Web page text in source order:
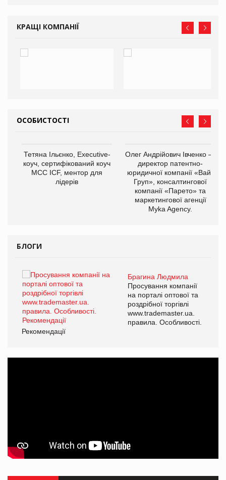
КРАЩІ КОМПАНІЇ
ОСОБИСТОСТІ
Тетяна Ільєнко, Executive-
коуч, сертифікований коуч
МСС ICF, ментор для
лідерів
Олег Андрійович Івченко —
директор патентно-
юридичної компанії «Вайз
Груп», консалтингової
компанії «Парето» та
маркетингової агенції
Myka Agency.
БЛОГИ
Брагина Людмила
Просування компанії
на порталі оптової та
роздрібної торгівлі
www.trademaster.ua.
правила. Особливості.
Рекомендації